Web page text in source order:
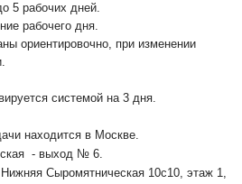
5 рабочих дней.
рабочего дня.
ориентировочно, при изменении
системой на 3 дня.
находится в Москве.
- выход № 6.
Сыромятническая 10с10, этаж 1,